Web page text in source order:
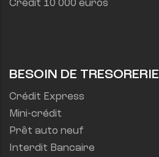
Crédit 10 000 euros
BESOIN DE TRESORERIE
Crédit Express
Mini-crédit
Prêt auto neuf
Interdit Bancaire